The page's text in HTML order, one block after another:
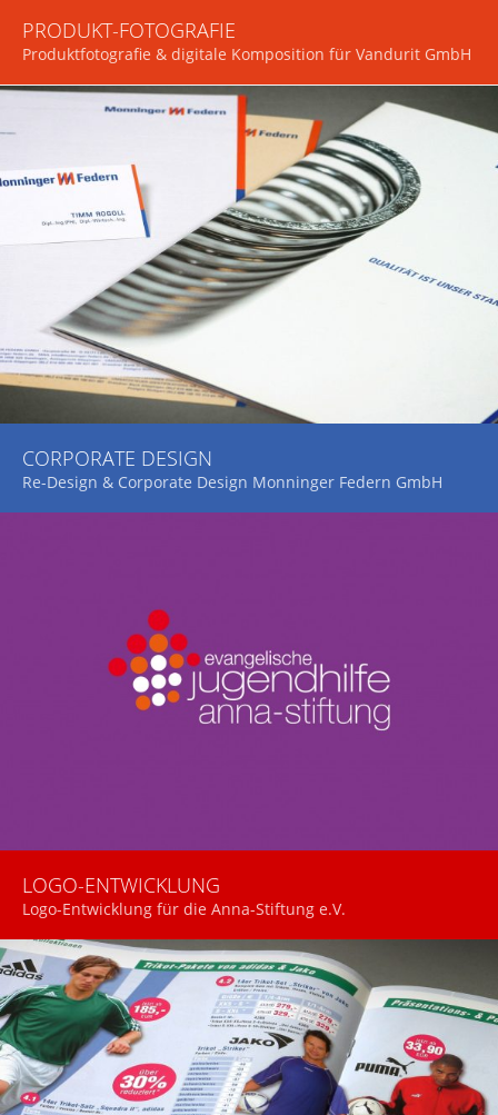
PRODUKT-FOTOGRAFIE
Produktfotografie & digitale Komposition für Vandurit GmbH
CORPORATE DESIGN
Re-Design & Corporate Design Monninger Federn GmbH
LOGO-ENTWICKLUNG
Logo-Entwicklung für die Anna-Stiftung e.V.